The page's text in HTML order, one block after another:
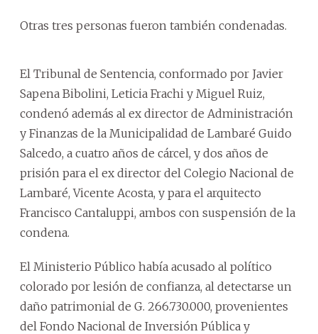
Otras tres personas fueron también condenadas.
El Tribunal de Sentencia, conformado por Javier
Sapena Bibolini, Leticia Frachi y Miguel Ruiz,
condenó además al ex director de Administración
y Finanzas de la Municipalidad de Lambaré Guido
Salcedo, a cuatro años de cárcel, y dos años de
prisión para el ex director del Colegio Nacional de
Lambaré, Vicente Acosta, y para el arquitecto
Francisco Cantaluppi, ambos con suspensión de la
condena.
El Ministerio Público había acusado al político
colorado por lesión de confianza, al detectarse un
daño patrimonial de G. 266.730.000, provenientes
del Fondo Nacional de Inversión Pública y